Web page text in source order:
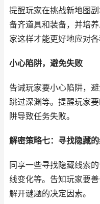
提醒玩家在挑战新地图
备齐道具和装备，并培
家这样才能更好地应对各
小心陷阱，避免失败
告诫玩家要小心陷阱，
跳过深渊等。提醒玩家
阱导致任务失败。
解密策略七：寻找隐藏
同享一些寻找隐藏线索
线变化等。告知玩家要
解开谜题的决定因素。